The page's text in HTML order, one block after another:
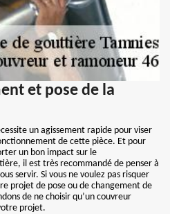
et pose de la
un agissement rapide pour viser
de cette pièce. Et pour
un bon impact sur le
il est très recommandé de penser à
servir. Si vous ne voulez pas risquer
projet de pose ou de changement de
de ne choisir qu’un couvreur
projet.